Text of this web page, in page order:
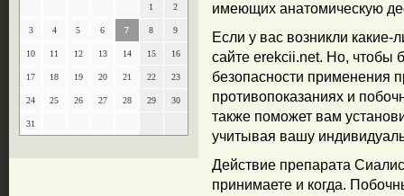
1 2
3 4 5 6 7 8 9
10 11 12 13 14 15 16
17 18 19 20 21 22 23
24 25 26 27 28 29 30
31
имеющих анатомическую
Если у вас возникли
сайте erekcii.net. Но, чтобы
безопасности применения
противопоказаниях и
также поможет вам
учитывая вашу
Действие препарата
принимаете и когда.